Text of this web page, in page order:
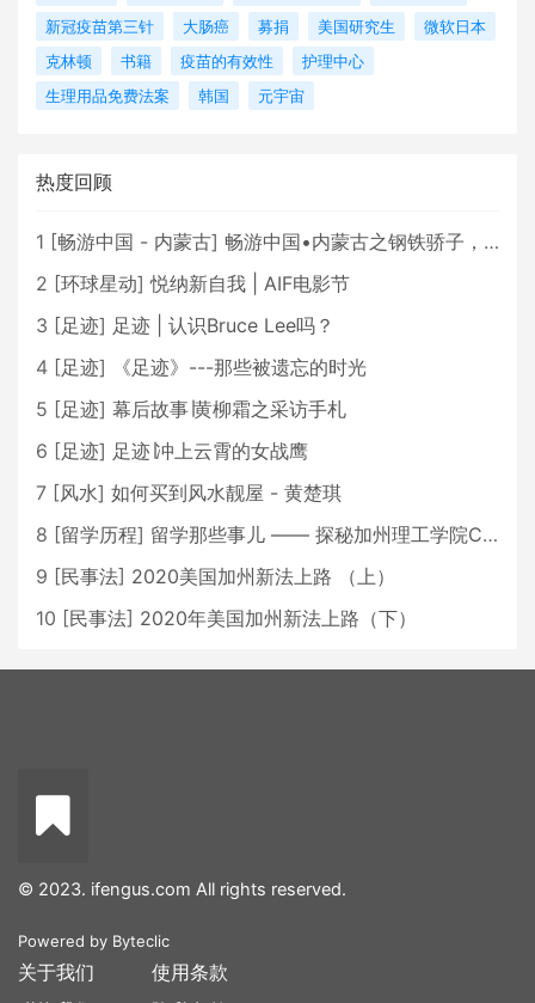
新冠疫苗第三针
大肠癌 募捐 美国研究生
微软日本
克林顿
书籍 疫苗的有效性
护理中心
生理用品免费法案
韩国 元宇宙
热度回顾
1 [畅游中国 - 内蒙古] 畅游中国•内蒙古之钢铁骄子，魅力包头
2 [环球星动] 悦纳新自我 | AIF电影节
3 [足迹] 足迹 | 认识Bruce Lee吗？
4 [足迹]
《足迹》---那些被遗忘的时光
5 [足迹] 幕后故事∣黄柳霜之采访手札
6 [足迹] 足迹∣冲上云霄的女战鹰
7 [风水] 如何买到风水靓屋 - 黄楚琪
8 [留学历程] 留学那些事儿 —— 探秘加州理工学院Caltech博士生活 [上集]
9 [民事法] 2020美国加州新法上路 （上）
10 [民事法] 2020年美国加州新法上路（下）
© 2023. ifengus.com All rights reserved.
Powered by Byteclic
关于我们
使用条款